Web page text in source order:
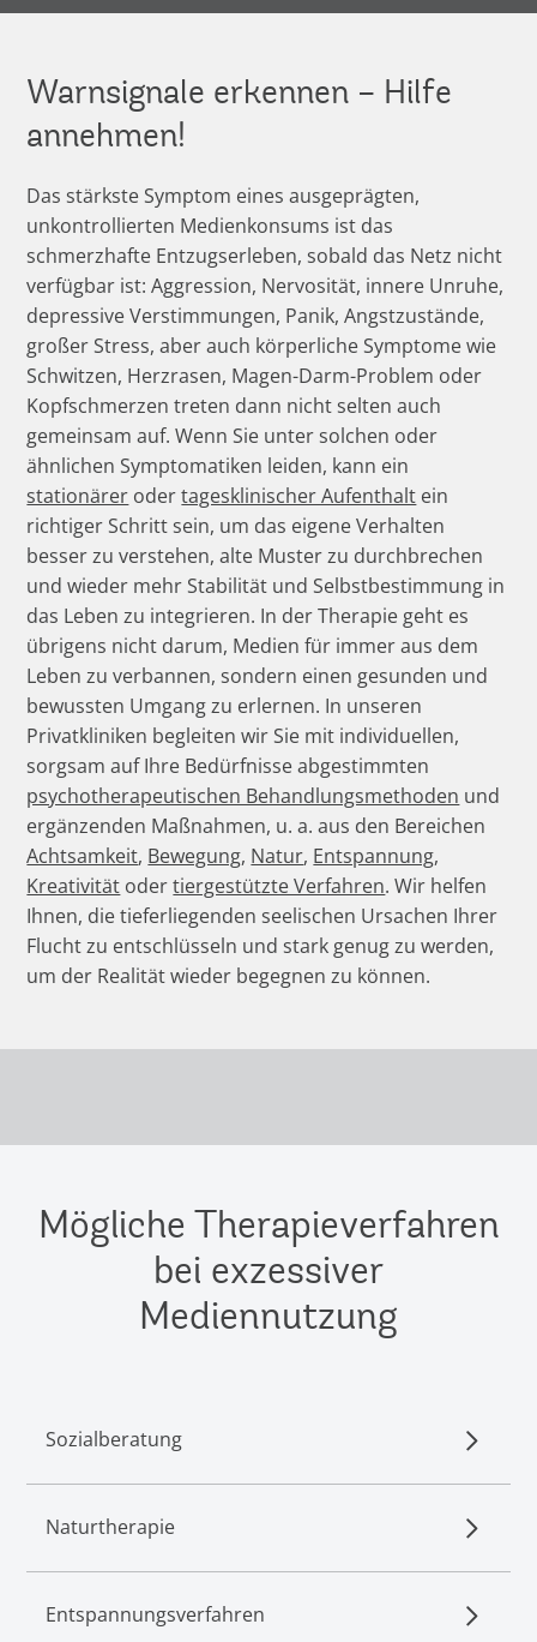
Warnsignale erkennen – Hilfe
annehmen!
Das stärkste Symptom eines ausgeprägten,
unkontrollierten Medienkonsums ist das
schmerzhafte Entzugserleben, sobald das Netz nicht
verfügbar ist: Aggression, Nervosität, innere Unruhe,
depressive Verstimmungen, Panik, Angstzustände,
großer Stress, aber auch körperliche Symptome wie
Schwitzen, Herzrasen, Magen-Darm-Problem oder
Kopfschmerzen treten dann nicht selten auch
gemeinsam auf. Wenn Sie unter solchen oder
ähnlichen Symptomatiken leiden, kann ein
stationärer odertagesklinischer Aufenthalt ein
richtiger Schritt sein, um das eigene Verhalten
besser zu verstehen, alte Muster zu durchbrechen
und wieder mehr Stabilität und Selbstbestimmung in
das Leben zu integrieren. In der Therapie geht es
übrigens nicht darum, Medien für immer aus dem
Leben zu verbannen, sondern einen gesunden und
bewussten Umgang zu erlernen. In unseren
Privatkliniken begleiten wir Sie mit individuellen,
sorgsam auf Ihre Bedürfnisse abgestimmten
psychotherapeutischen Behandlungsmethoden und
ergänzenden Maßnahmen, u. a. aus den Bereichen
Achtsamkeit, Bewegung, Natur, Entspannung,
Kreativität odertiergestützte Verfahren. Wir helfen
Ihnen, die tieferliegenden seelischen Ursachen Ihrer
Flucht zu entschlüsseln und stark genug zu werden,
um der Realität wieder begegnen zu können.
Mögliche Therapieverfahren
bei exzessiver
Mediennutzung
Sozialberatung
Naturtherapie
Entspannungsverfahren